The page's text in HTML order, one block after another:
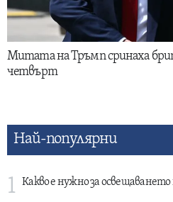
Митата на Тръмп сринаха
четвърт
Най-популярни
1 Какво е нужно за